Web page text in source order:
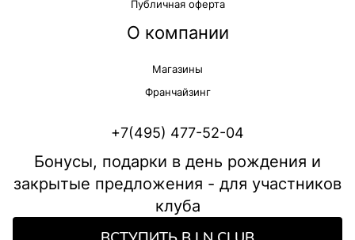
Публичная оферта
О компании
Магазины
Франчайзинг
+7(495) 477-52-04
Бонусы, подарки в день рождения и
закрытые предложения - для участников
клуба